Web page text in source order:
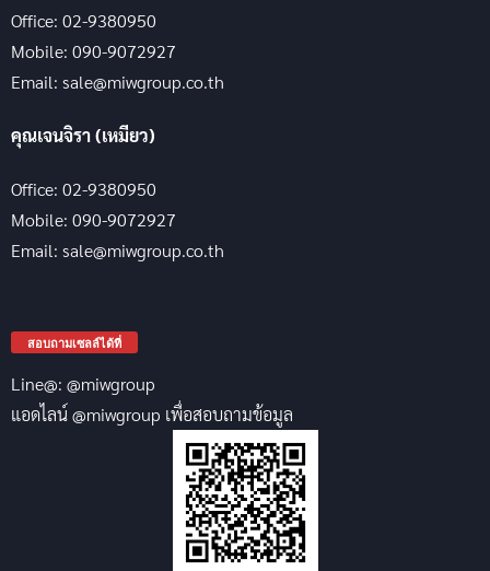
Office: 02-9380950
Mobile: 090-9072927
Email: sale@miwgroup.co.th
คุณเจนจิรา (เหมียว)
Office: 02-9380950
Mobile: 090-9072927
Email: sale@miwgroup.co.th
สอบถามเซลล์ได้ที่
Line@: @miwgroup
แอดไลน์ @miwgroup เพื่อสอบถามข้อมูล